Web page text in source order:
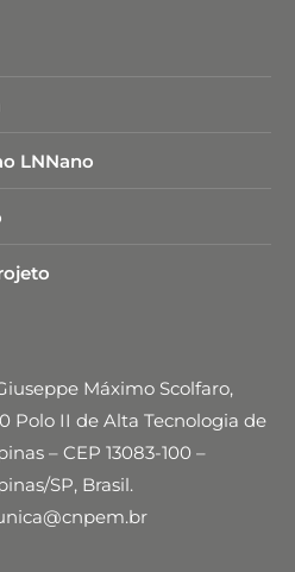
LNNano
Máximo Scolfaro,
Polo II de Alta Tecnologia de
– CEP 13083-100 –
SP, Brasil.